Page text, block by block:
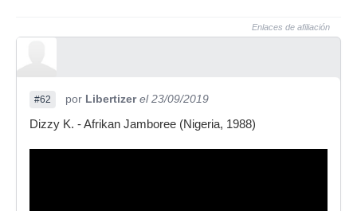
Enlaces de afiliación
#62 por Libertizer el 23/09/2019
Dizzy K. - Afrikan Jamboree (Nigeria, 1988)